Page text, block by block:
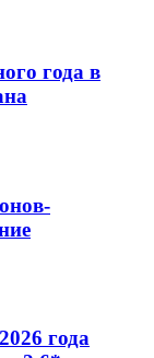
года в
года